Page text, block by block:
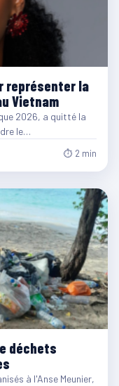
représenter la
Vietnam
2026, a quitté la
le…
⏱ 2 min
déchets
à l'Anse Meunier,